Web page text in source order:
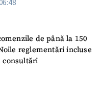
de până la 150
reglementări incluse
consultări